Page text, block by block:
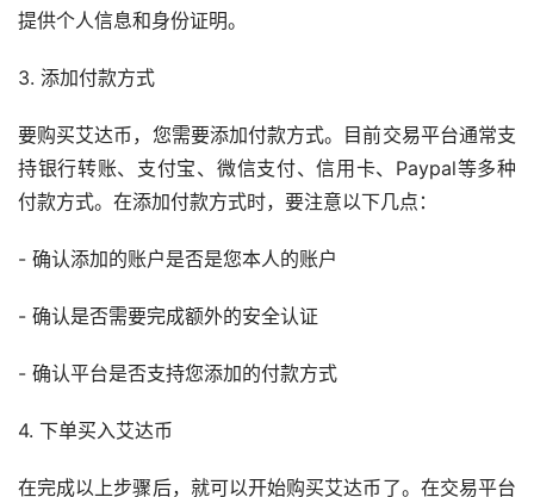
提供个人信息和身份证明。
3. 添加付款方式
要购买艾达币，您需要添加付款方式。目前交易平台通常支
持银行转账、 支付宝、微信支付、信用卡、Paypal等多种
付款方式。在添加付款方式时，要注意以下几点：
- 确认添加的账户是否是您本人的账户
- 确认是否需要完成额外的安全认证
- 确认平台是否支持您添加的付款方式
4. 下单买入艾达币
在完成以上步骤后，就可以开始购买艾达币了。在交易平台